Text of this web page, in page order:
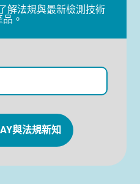
解法規與最新檢測技術
。
與法規新知